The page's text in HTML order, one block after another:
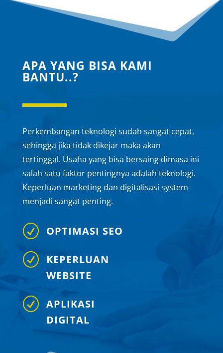
APA YANG BISA KAMI
BANTU..?
Perkembangan teknologi sudah sangat cepat,
sehingga jika tidak dikejar maka akan
tertinggal. Usaha yang bisa bersaing dimasa ini
salah satu faktor pentingnya adalah teknologi.
Keperluan marketing dan digitalisasi system
menjadi sangat penting.
R OPTIMASI SEO
R KEPERLUAN
WEBSITE
R APLIKASI
DIGITAL